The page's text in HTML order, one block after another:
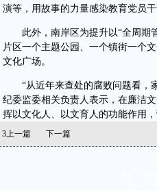
演等，用故事的力量感染教育党员干
此外，南岸区为提升以“全周期管
片区一个主题公园、一个镇街一个
文化广场。
“从近年来查处的腐败问题看，家
纪委监委相关负责人表示，在廉洁
挥以文化人、以文育人的功能作用
3上一篇 下一篇